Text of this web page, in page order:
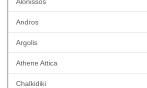
Andros
Argolis
Athene Attica
Chalkidiki